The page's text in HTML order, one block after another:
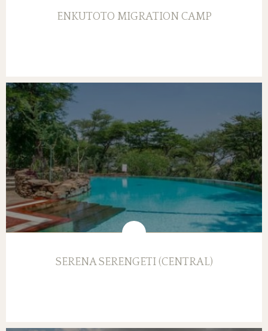
ENKUTOTO MIGRATION CAMP
SERENA SERENGETI (CENTRAL)